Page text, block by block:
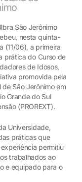
São Jerônimo
nesta quinta-
(11/06), a primeira
prática do Curso de
de Idosos,
promovida pela
São Jerônimo em
Grande do Sul
(PROREXT).
Universidade,
práticas que
permitiu
trabalhados ao
e equipado para o